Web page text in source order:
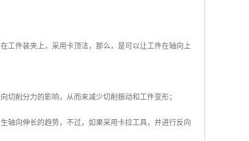
工件装夹上，采用卡顶法，那么，是可以让工件在轴向上
削分力的影响，从而来减少切削振动和工件变形；
轴向伸长的趋势，不过，如果采用卡拉工具，并进行反向